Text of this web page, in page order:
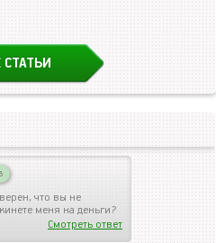
СТАТЬИ
что вы не
меня на деньги?
Смотреть ответ